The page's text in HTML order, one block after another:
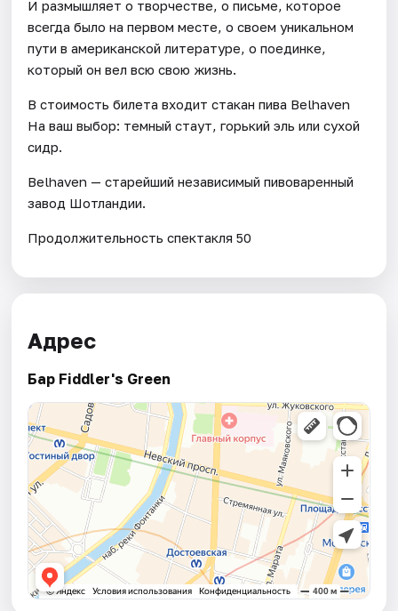
И размышляет о творчестве, о письме, которое
всегда было на первом месте, о своем уникальном
пути в американской литературе, о поединке,
который он вел всю свою жизнь.
В стоимость билета входит стакан пива Belhaven
На ваш выбор: темный стаут, горький эль или сухой
сидр.
Belhaven — старейший независимый пивоваренный
завод Шотландии.
Продолжительность спектакля 50
Адрес
Бар Fiddler's Green